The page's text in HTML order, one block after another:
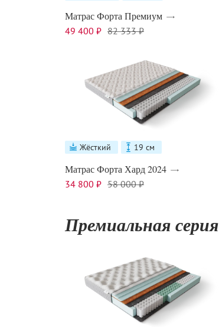
Матрас Форта Премиум
49 400 ₽ 82 333 ₽
Жёсткий 19 см
Матрас Форта Хард 2024
34 800 ₽ 58 000 ₽
Премиальная серия